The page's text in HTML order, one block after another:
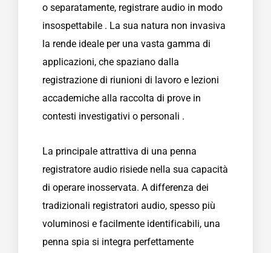
o separatamente, registrare audio in modo
insospettabile . La sua natura non invasiva
la rende ideale per una vasta gamma di
applicazioni, che spaziano dalla
registrazione di riunioni di lavoro e lezioni
accademiche alla raccolta di prove in
contesti investigativi o personali .
La principale attrattiva di una penna
registratore audio risiede nella sua capacità
di operare inosservata. A differenza dei
tradizionali registratori audio, spesso più
voluminosi e facilmente identificabili, una
penna spia si integra perfettamente